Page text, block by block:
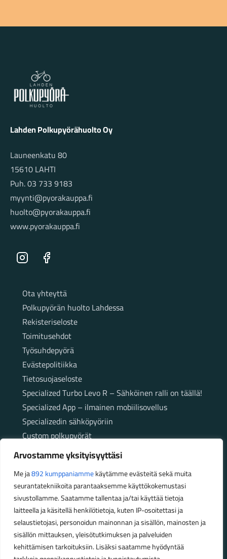
Arvostamme yksityisyyttäsi
Me ja892 kumppaniammekäytämme evästeitä sekä muita
seurantatekniikoita parantaaksemme käyttökokemustasi
sivustollamme. Saatamme tallentaa ja/tai käyttää tietoja
laitteella ja käsitellä henkilötietoja, kuten IP-osoitettasi ja
selaustietojasi, personoidun mainonnan ja sisällön, mainosten ja
sisällön mittauksen, yleisötutkimuksen ja palveluiden
kehittämisen tarkoituksiin. Lisäksi saatamme hyödyntää
Lahden Polkupyörähuolto - etusivulle
Lahden Polkupyörähuolto Oy
Launeenkatu 80
15610 LAHTI
Puh. 03 733 9183
myynti@pyorakauppa.fi
huolto@pyorakauppa.fi
www.pyorakauppa.fi
Instagram Facebook
SivutOta yhteyttä
Polkupyörän huolto Lahdessa
Rekisteriseloste
Toimitusehdot
Työsuhdepyörä
Evästepolitiikka
Tietosuojaseloste
Specialized Turbo Levo R – Sähköinen ralli on täällä!
Specialized App – ilmainen mobiilisovellus
Specializedin sähköpyöriin
Custom polkupyörät
Fatbikellä helppoa ja huoletonta etenemistä
maastossa
Aukioloajat
Talvikauden aukioloajat (1.10.2025 – 28.2.2026)
Ma-Pe 10-18
La 10-14